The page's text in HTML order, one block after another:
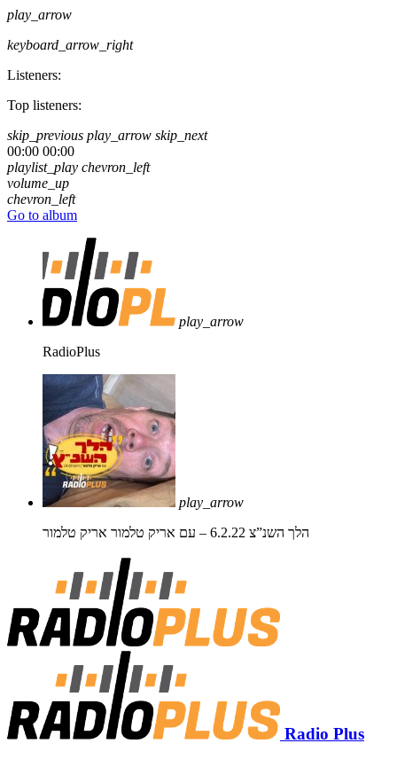
play_arrow
keyboard_arrow_right
Listeners:
Top listeners:
skip_previous play_arrow skip_next
00:00 00:00
playlist_play chevron_left
volume_up
chevron_left
Go to album
play_arrow
RadioPlus
play_arrow
הלך השנ”צ 6.2.22 – עם אריק טלמור
אריק טלמור
Radio Plus